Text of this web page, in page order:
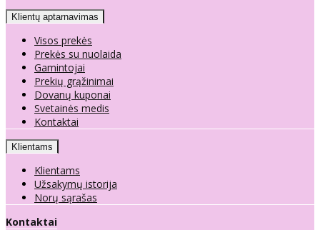
Klientų aptarnavimas
Visos prekės
Prekės su nuolaida
Gamintojai
Prekių grąžinimai
Dovanų kuponai
Svetainės medis
Kontaktai
Klientams
Klientams
Užsakymų istorija
Norų sąrašas
Kontaktai